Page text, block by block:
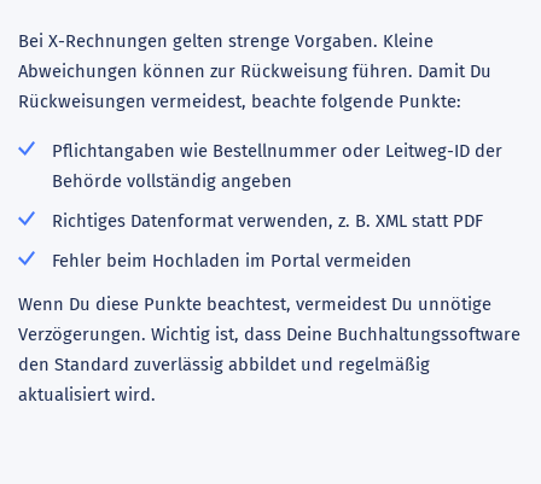
Bei X-Rechnungen gelten strenge Vorgaben. Kleine
Abweichungen können zur Rückweisung führen. Damit Du
Rückweisungen vermeidest, beachte folgende Punkte:
Pflichtangaben wie Bestellnummer oder Leitweg-ID der
Behörde vollständig angeben
Richtiges Datenformat verwenden, z. B. XML statt PDF
Fehler beim Hochladen im Portal vermeiden
Wenn Du diese Punkte beachtest, vermeidest Du unnötige
Verzögerungen. Wichtig ist, dass Deine Buchhaltungssoftware
den Standard zuverlässig abbildet und regelmäßig
aktualisiert wird.